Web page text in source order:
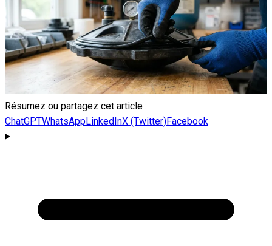
Résumez ou partagez cet article :
ChatGPTWhatsAppLinkedInX (Twitter)Facebook